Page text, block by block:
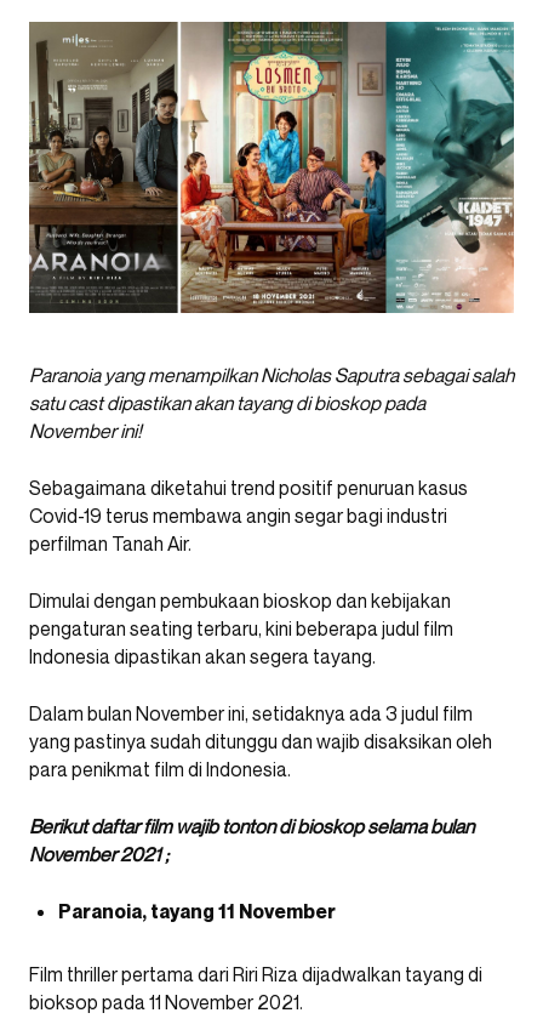
Paranoia yang menampilkan Nicholas Saputra sebagai salah
satu cast dipastikan akan tayang di bioskop pada
November ini!
Sebagaimana diketahui trend positif penuruan kasus
Covid-19 terus membawa angin segar bagi industri
perfilman Tanah Air.
Dimulai dengan pembukaan bioskop dan kebijakan
pengaturan seating terbaru, kini beberapa judul film
Indonesia dipastikan akan segera tayang.
Dalam bulan November ini, setidaknya ada 3 judul film
yang pastinya sudah ditunggu dan wajib disaksikan oleh
para penikmat film di Indonesia.
Berikut daftar film wajib tonton di bioskop selama bulan
November 2021 ;
Paranoia, tayang 11 November
Film thriller pertama dari Riri Riza dijadwalkan tayang di
bioksop pada 11 November 2021.